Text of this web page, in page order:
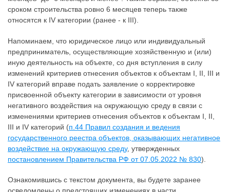
сроком строительства ровно 6 месяцев теперь также
относятся к IV категории (ранее - к III).
Напоминаем, что юридическое лицо или индивидуальный
предприниматель, осуществляющие хозяйственную и (или)
иную деятельность на объекте, со дня вступления в силу
изменений критериев отнесения объектов к объектам I, II, III и
IV категорий вправе подать заявление о корректировке
присвоенной объекту категории в зависимости от уровня
негативного воздействия на окружающую среду в связи с
изменениями критериев отнесения объектов к объектам I, II,
III и IV категорий (п.44 Правил создания и ведения
государственного реестра объектов, оказывающих негативное
воздействие на окружающую среду, утвержденных
постановлением Правительства РФ от 07.05.2022 № 830).
Ознакомившись с текстом документа, вы будете заранее